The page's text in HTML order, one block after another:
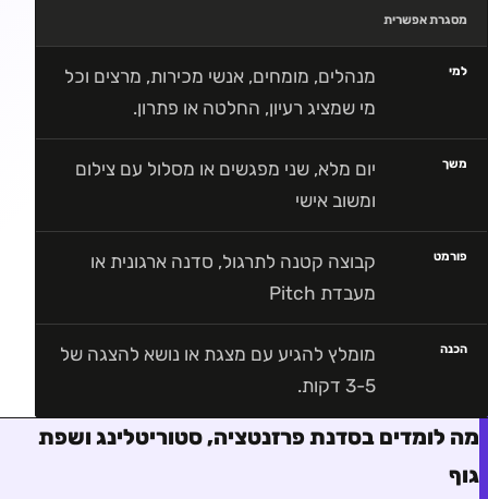
מסגרת אפשרית
למי
מנהלים, מומחים, אנשי מכירות, מרצים וכל
מי שמציג רעיון, החלטה או פתרון.
משך
יום מלא, שני מפגשים או מסלול עם צילום
ומשוב אישי
פורמט
קבוצה קטנה לתרגול, סדנה ארגונית או
מעבדת Pitch
הכנה
מומלץ להגיע עם מצגת או נושא להצגה של
3-5 דקות.
מה לומדים בסדנת פרזנטציה, סטוריטלינג ושפת
גוף